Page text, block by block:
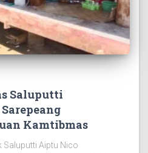
Saluputti
Kamtibmas
Aiptu Nico